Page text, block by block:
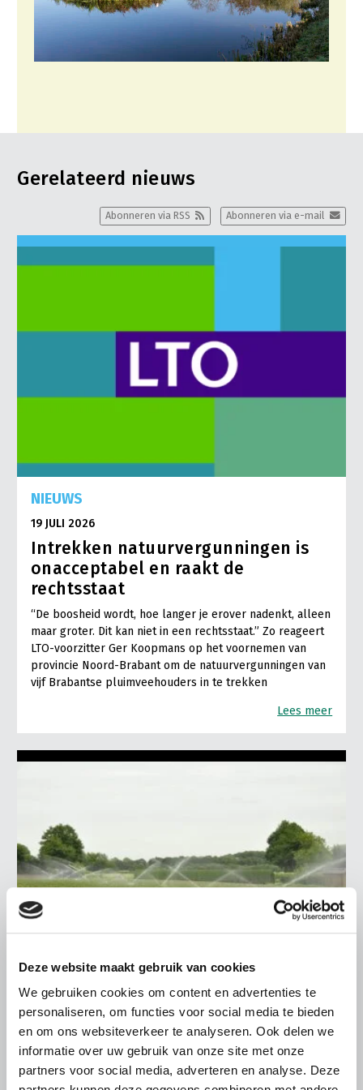
Deze website maakt gebruik van cookies
We gebruiken cookies om content en advertenties te
personaliseren, om functies voor social media te bieden
en om ons websiteverkeer te analyseren. Ook delen we
informatie over uw gebruik van onze site met onze
partners voor social media, adverteren en analyse. Deze
Gerelateerd nieuws
Abonneren via e-mail
Abonneren via RSS
NIEUWS
19 JULI 2026
Intrekken natuurvergunningen is
onacceptabel en raakt de
rechtsstaat
“De boosheid wordt, hoe langer je erover nadenkt, alleen
maar groter. Dit kan niet in een rechtsstaat.” Zo reageert
LTO-voorzitter Ger Koopmans op het voornemen van
provincie Noord-Brabant om de natuurvergunningen van
vijf Brabantse pluimveehouders in te trekken
Lees meer
ALGEMENE INFORMATIE
17 JULI 2026
Langere periode van droogte houdt
aan. Gevolgen voor de landbouw